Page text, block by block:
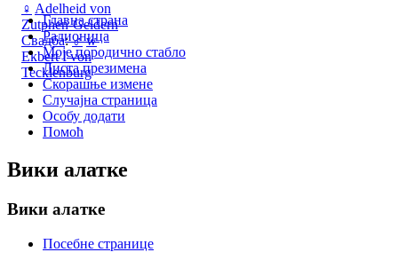
♀ Adelheid von
Zutphen-Geldern
Свадба:♂ w
Ekbert I von
Tecklenburg
Главна страна
Радионица
Моје породично стабло
Листа презимена
Скорашње измене
Случајна страница
Особу додати
Помоћ
Вики алатке
Вики алатке
Посебне странице